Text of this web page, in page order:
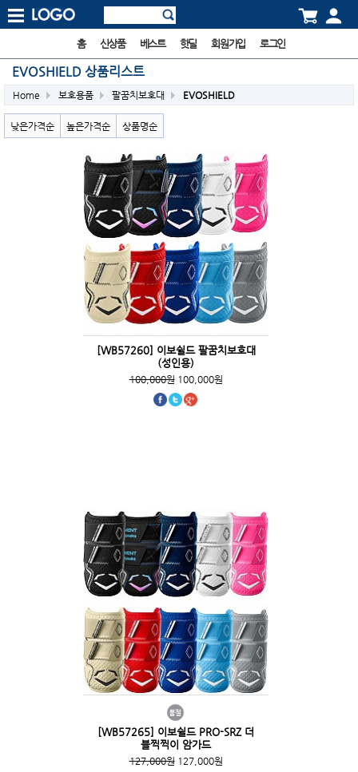
홈 신상품 베스트 핫딜 회원가입 로그인
EVOSHIELD 상품리스트
Home 보호용품 팔꿈치보호대 EVOSHIELD
낮은가격순 높은가격순 상품명순
[WB57260] 이보쉴드 팔꿈치보호대
(성인용)
100,000원100,000원
[WB57265] 이보쉴드 PRO-SRZ 더
블찍찍이 암가드
127,000원127,000원